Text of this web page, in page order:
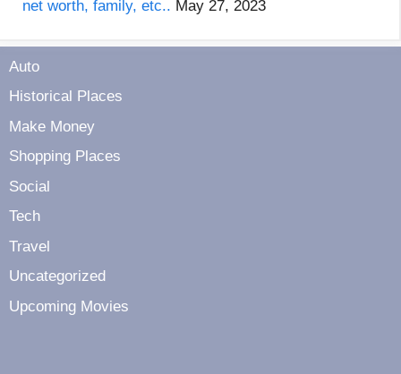
net worth, family, etc.. May 27, 2023
Auto
Historical Places
Make Money
Shopping Places
Social
Tech
Travel
Uncategorized
Upcoming Movies